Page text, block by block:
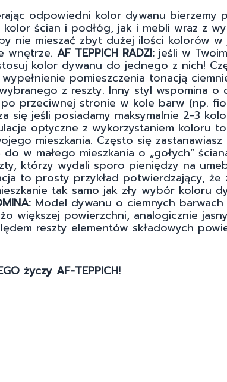
odpowiedni kolor dywanu bierzemy
ścian i podłóg, jak i mebli wraz z
nie mieszać zbyt dużej ilości kolorów
wnętrze. AF TEPPICH RADZI: jeśli w
kolor dywanu do jednego z nich!
pomieszczenia tonacją
z reszty. Inny styl wspomina o
przeciwnej stronie w kole barw (np.
się jeśli posiadamy maksymalnie 2-3
optyczne z wykorzystaniem koloru
mieszkania. Często się zastanawiasz
w małego mieszkania o „gołych”
którzy wydali sporo pieniędzy na
to prosty przykład potwierdzający, że
tak samo jak zły wybór koloru
Model dywanu o ciemnych
większej powierzchni, analogicznie
reszty elementów składowych
życzy AF-TEPPICH!